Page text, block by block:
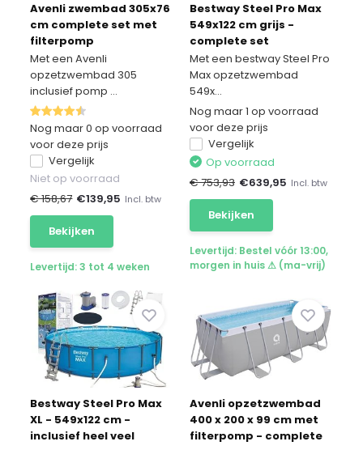
Avenli zwembad 305x76
cm complete set met
filterpomp
Met een Avenli
opzetzwembad 305
inclusief pomp ...
Nog maar 0 op voorraad
voor deze prijs
Vergelijk
Niet op voorraad
€ 158,67 €139,95 Incl. btw
Bekijken
Levertijd: 3 tot 4 weken
Bestway Steel Pro Max
549x122 cm grijs -
complete set
Met een bestway Steel Pro
Max opzetzwembad
549x...
Nog maar 1 op voorraad
voor deze prijs
Vergelijk
Op voorraad
€ 753,93 €639,95 Incl. btw
Bekijken
Levertijd: Bestel vóór 13:00,
morgen in huis ⚠ (ma-vrij)
Bestway Steel Pro Max
XL - 549x122 cm -
inclusief heel veel
Avenli opzetzwembad
400 x 200 x 99 cm met
filterpomp - complete